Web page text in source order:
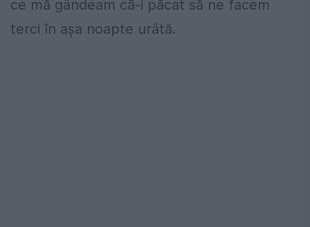
ce mă gândeam că-i păcat să ne facem
terci în așa noapte urâtă.